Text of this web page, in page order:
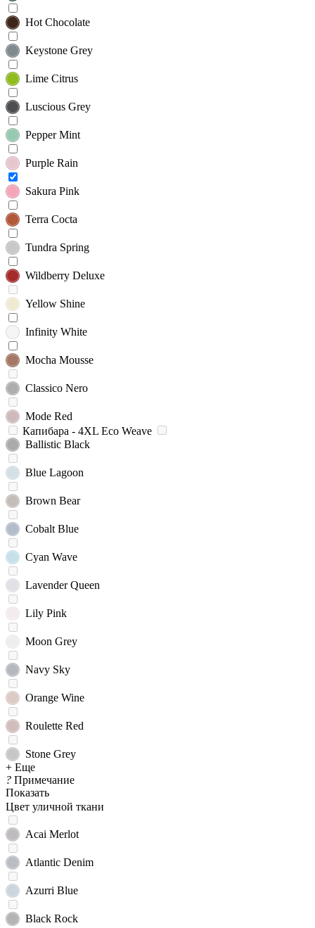
Hot Chocolate
Keystone Grey
Lime Citrus
Luscious Grey
Pepper Mint
Purple Rain
Sakura Pink
Terra Cocta
Tundra Spring
Wildberry Deluxe
Yellow Shine
Infinity White
Mocha Mousse
Classico Nero
Mode Red
Капибара - 4XL Eco Weave
Ballistic Black
Blue Lagoon
Brown Bear
Cobalt Blue
Cyan Wave
Lavender Queen
Lily Pink
Moon Grey
Navy Sky
Orange Wine
Roulette Red
Stone Grey
+ Еще
? Примечание
Показать
Цвет уличной ткани
Acai Merlot
Atlantic Denim
Azurri Blue
Black Rock